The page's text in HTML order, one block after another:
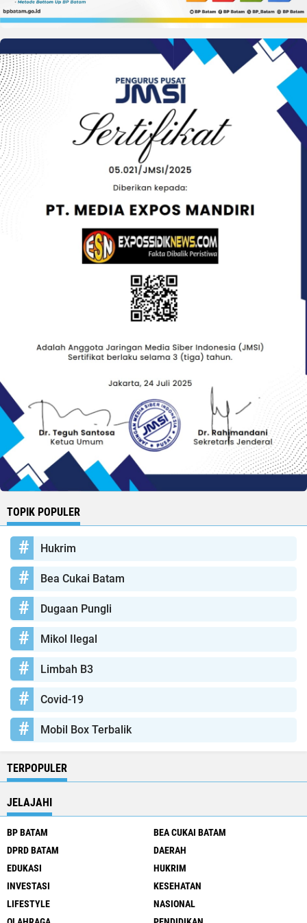
TOPIK POPULER
Hukrim
Bea Cukai Batam
Dugaan Pungli
Mikol Ilegal
Limbah B3
Covid-19
Mobil Box Terbalik
TERPOPULER
JELAJAHI
BP BATAM
BEA CUKAI BATAM
DPRD BATAM
DAERAH
EDUKASI
HUKRIM
INVESTASI
KESEHATAN
LIFESTYLE
NASIONAL